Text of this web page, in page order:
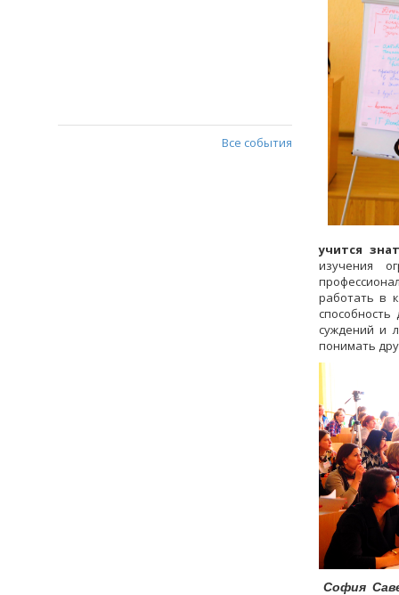
Все события
учится
изучения
работать в
суждений и
понимать
София